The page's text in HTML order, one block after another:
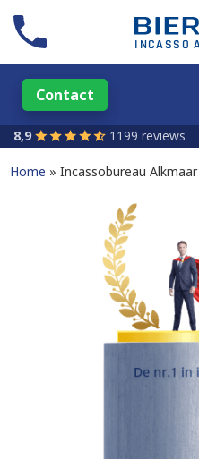
Contact
8,9 1199 reviews
Home Incassobureau Alkmaar